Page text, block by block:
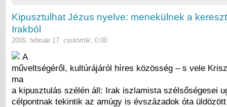
Kipusztulhat Jézus nyelve: menekülnek a
Irakból
2005. február 17. csütörtök, 0:00
A
műveltségéről, kultúrájáról híres közösség – s vele
ma
a kipusztulás szélén áll: Irak iszlamista szélsőségesei
célpontnak tekintik az amúgy is évszázadok óta